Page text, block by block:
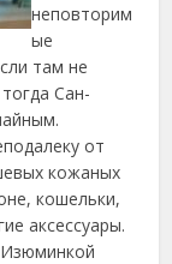
неповторим
ые
там не
Сан-
от
кожаных
кошельки,
аксессуары.
Изюминкой